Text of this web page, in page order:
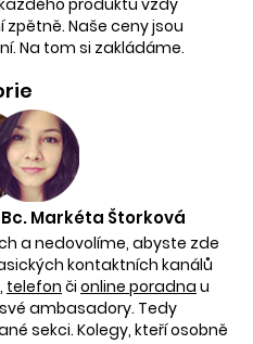
Naše ceny jsou
Na tom si zakládáme.
Markéta Štorková
a nedovolíme, abyste zde
kontaktních kanálů
, telefon či online poradna u
ambasadory. Tedy
sekci. Kolegy, kteří osobně